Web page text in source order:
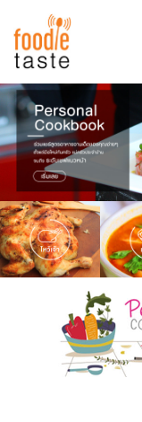
สูตรอาหาร
สูตรอาหารล่
Top Foodie
พาไปชิม
สารพันก้นครัว
เคล็ดลับน่ารู้
เปรียบเทีย
เปรียบเทีย
เปรียบเทีย
FoodPedia
สร้าง